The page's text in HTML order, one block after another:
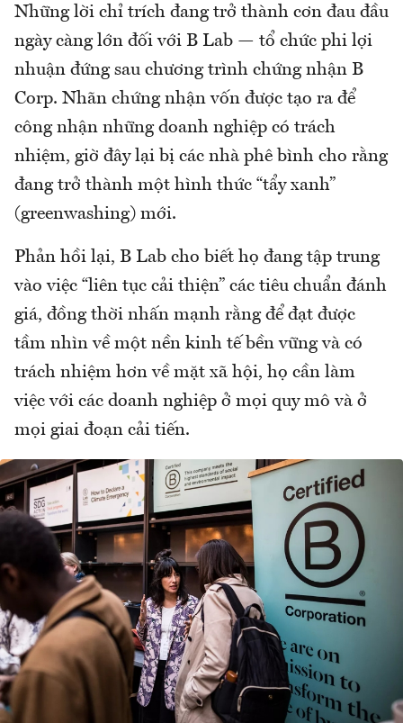
Những lời chỉ trích đang trở thành cơn đau đầu
ngày càng lớn đối với B Lab — tổ chức phi lợi
nhuận đứng sau chương trình chứng nhận B
Corp. Nhãn chứng nhận vốn được tạo ra để
công nhận những doanh nghiệp có trách
nhiệm, giờ đây lại bị các nhà phê bình cho rằng
đang trở thành một hình thức “tẩy xanh”
(greenwashing) mới.
Phản hồi lại, B Lab cho biết họ đang tập trung
vào việc “liên tục cải thiện” các tiêu chuẩn đánh
giá, đồng thời nhấn mạnh rằng để đạt được
tầm nhìn về một nền kinh tế bền vững và có
trách nhiệm hơn về mặt xã hội, họ cần làm
việc với các doanh nghiệp ở mọi quy mô và ở
mọi giai đoạn cải tiến.